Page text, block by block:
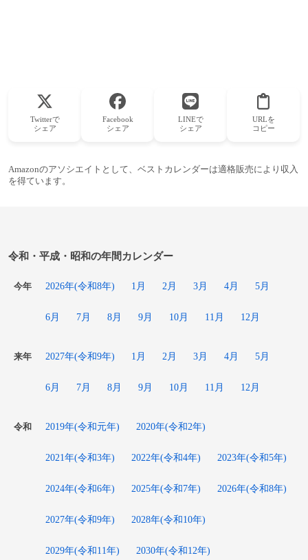
Twitterで
シェア
Facebook
シェア
LINEで
シェア
URLを
コピー
Amazonのアソシエイトとして、ベストカレンダーは適格販売により収入
を得ています。
令和・平成・昭和の年間カレンダー
今年 2026年(令和8年) 1月 2月 3月 4月 5月
6月 7月 8月 9月 10月 11月 12月
来年 2027年(令和9年) 1月 2月 3月 4月 5月
6月 7月 8月 9月 10月 11月 12月
令和 2019年(令和元年) 2020年(令和2年)
2021年(令和3年) 2022年(令和4年) 2023年(令和5年)
2024年(令和6年) 2025年(令和7年) 2026年(令和8年)
2027年(令和9年) 2028年(令和10年)
2029年(令和11年) 2030年(令和12年)